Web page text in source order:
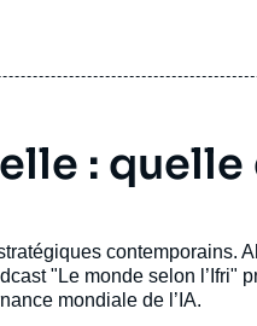
débridé.
: quelle
contemporains.
"Le monde selon l’Ifri"
mondiale de l’IA.